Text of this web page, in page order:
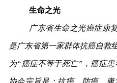
生命之光
广东省生命之光癌症康
是广东省第一家群体抗癌自救
为“癌症不等于死亡”，癌症